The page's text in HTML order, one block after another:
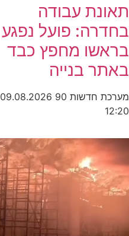
תאונת עבודה
בחדרה: פועל נפגע
בראשו מחפץ כבד
באתר בנייה
מערכת חדשות 90
09.08.2026
12:20